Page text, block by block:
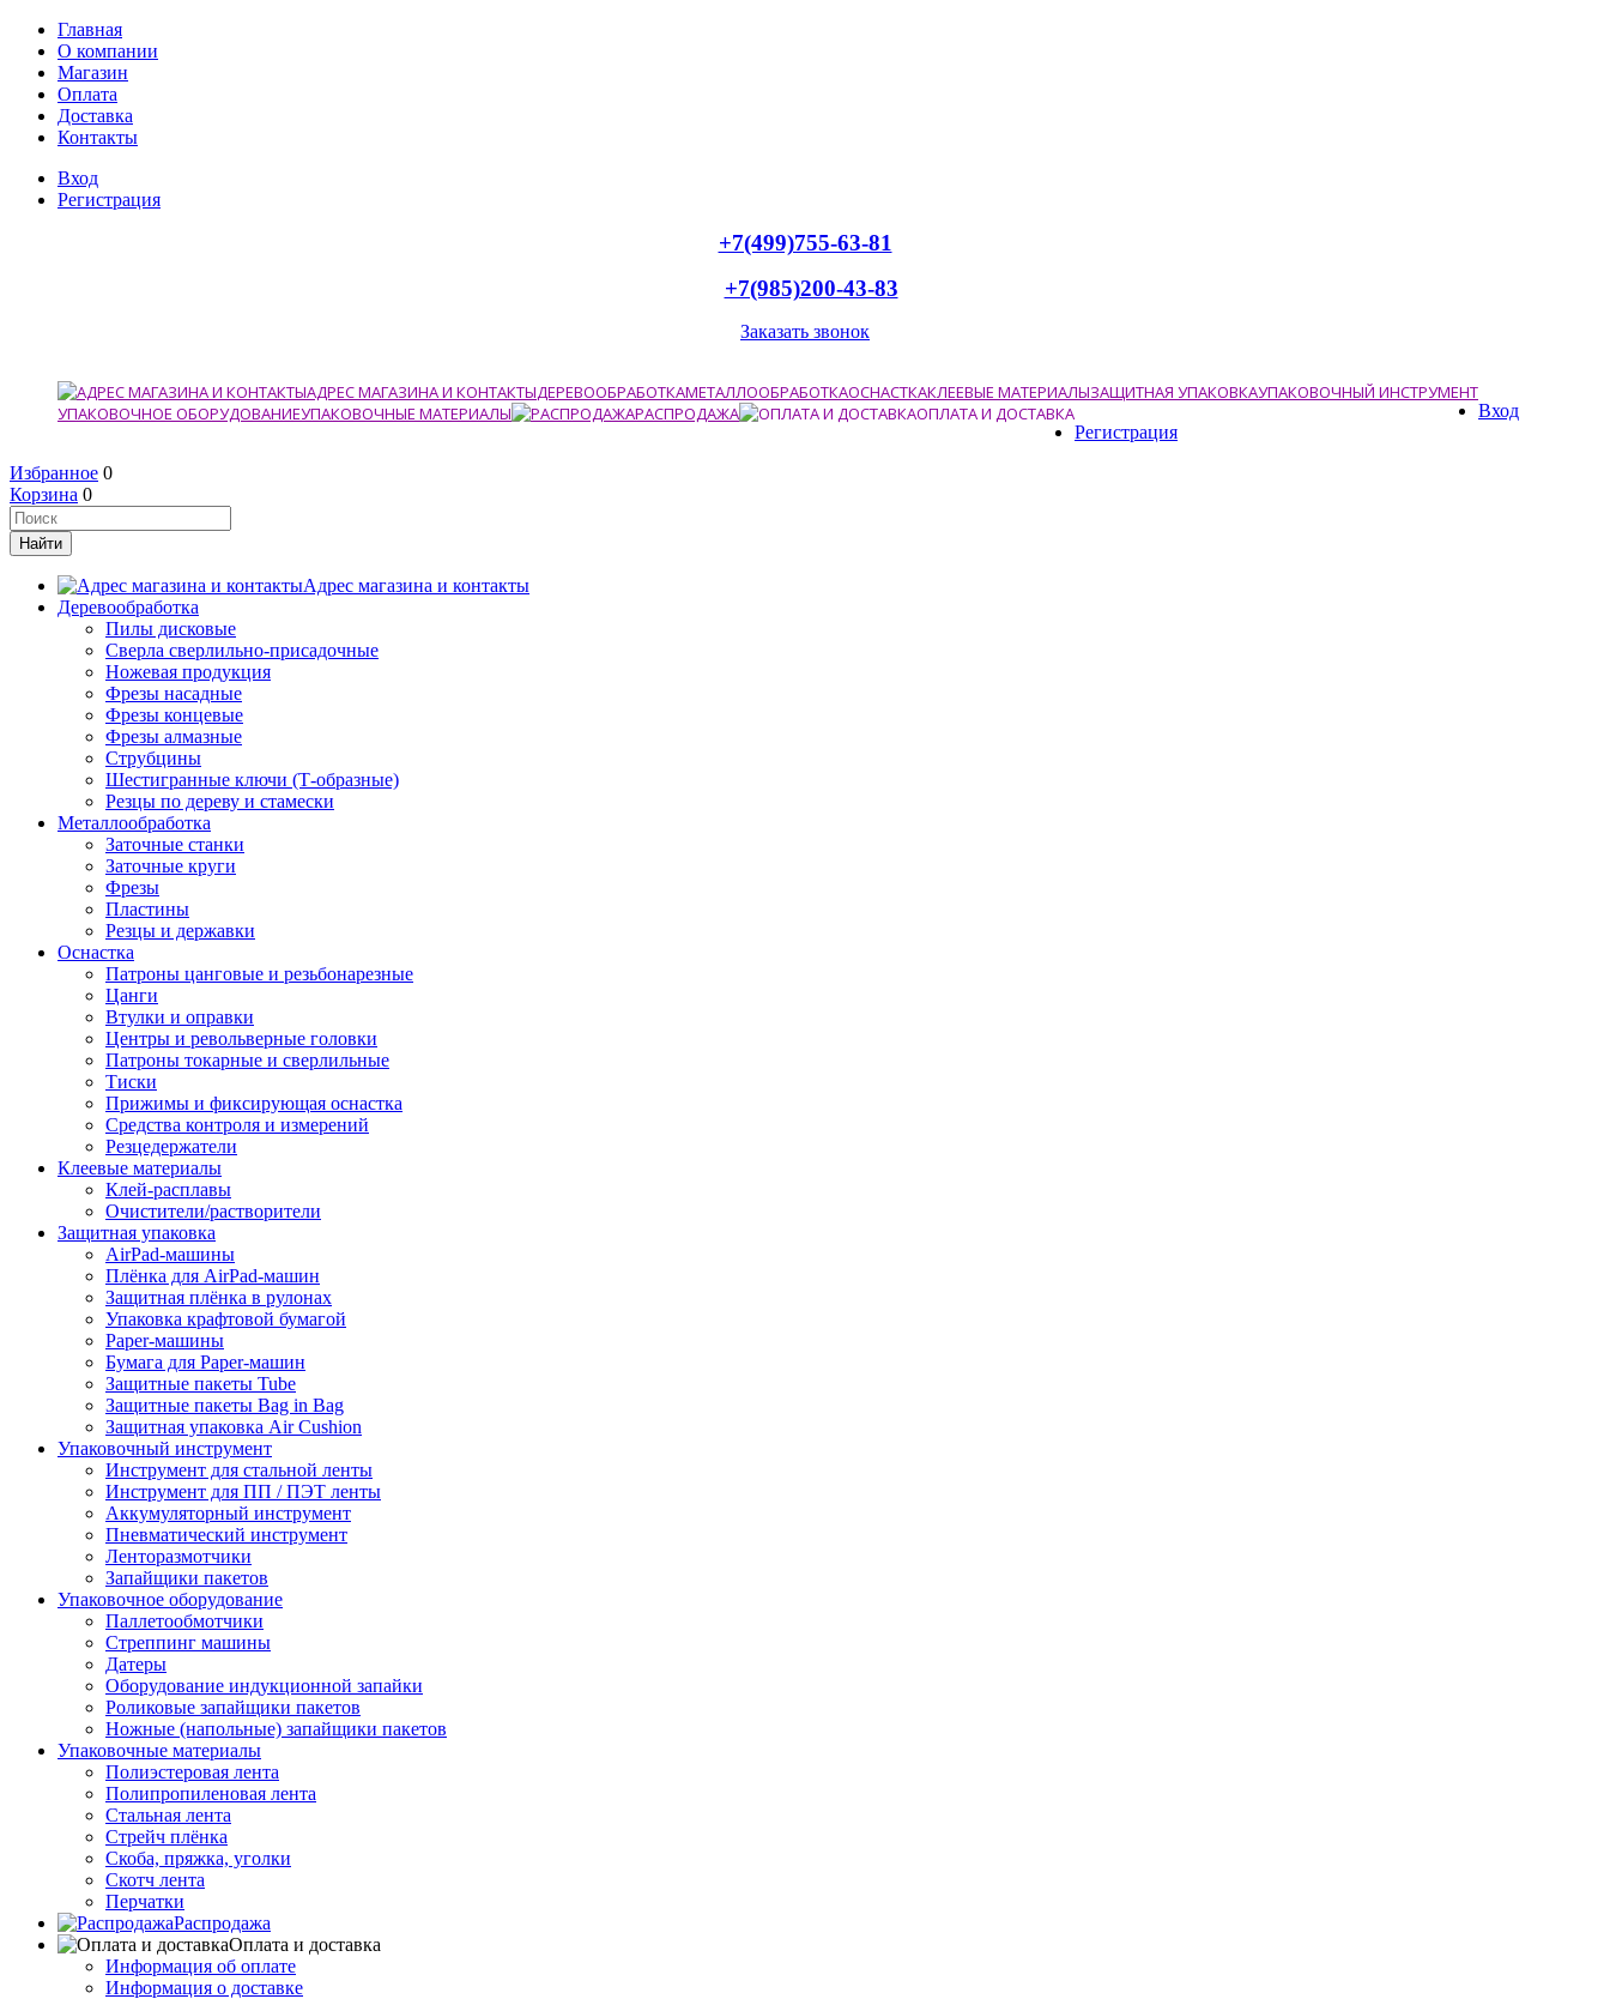
Главная
О компании
Магазин
Оплата
Доставка
Контакты
Вход
Регистрация
+7(499)755-63-81
+7(985)200-43-83
Заказать звонок
АДРЕС МАГАЗИНА И КОНТАКТЫДЕРЕВООБРАБОТКАМЕТАЛЛООБРАБОТКАОСНАСТКАКЛЕЕВЫЕ МАТЕРИАЛЫЗАЩИТНАЯ УПАКОВКАУПАКОВОЧНЫЙ ИНСТРУМЕНТ
УПАКОВОЧНОЕ ОБОРУДОВАНИЕУПАКОВОЧНЫЕ МАТЕРИАЛЫ РАСПРОДАЖА ОПЛАТА И ДОСТАВКА
Вход
Регистрация
Избранное 0
Корзина 0
Адрес магазина и контакты
Деревообработка
Пилы дисковые
Сверла сверлильно-присадочные
Ножевая продукция
Фрезы насадные
Фрезы концевые
Фрезы алмазные
Струбцины
Шестигранные ключи (Т-образные)
Резцы по дереву и стамески
Металлообработка
Заточные станки
Заточные круги
Фрезы
Пластины
Резцы и державки
Оснастка
Патроны цанговые и резьбонарезные
Цанги
Втулки и оправки
Центры и револьверные головки
Патроны токарные и сверлильные
Тиски
Прижимы и фиксирующая оснастка
Средства контроля и измерений
Резцедержатели
Клеевые материалы
Клей-расплавы
Очистители/растворители
Защитная упаковка
AirPad-машины
Плёнка для AirPad-машин
Защитная плёнка в рулонах
Упаковка крафтовой бумагой
Paper-машины
Бумага для Paper-машин
Защитные пакеты Tube
Защитные пакеты Bag in Bag
Защитная упаковка Air Cushion
Упаковочный инструмент
Инструмент для стальной ленты
Инструмент для ПП / ПЭТ ленты
Аккумуляторный инструмент
Пневматический инструмент
Ленторазмотчики
Запайщики пакетов
Упаковочное оборудование
Паллетообмотчики
Стреппинг машины
Датеры
Оборудование индукционной запайки
Роликовые запайщики пакетов
Ножные (напольные) запайщики пакетов
Упаковочные материалы
Полиэстеровая лента
Полипропиленовая лента
Стальная лента
Стрейч плёнка
Скоба, пряжка, уголки
Скотч лента
Перчатки
Распродажа
Оплата и доставка
Информация об оплате
Информация о доставке